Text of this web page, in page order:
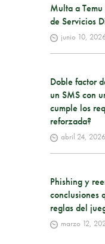
Multa a
de Servicios
junio 10,
Doble factor
un SMS con
cumple los
reforzada?
abril 24, 2026
Phishing y
conclusiones
reglas del
marzo 12,